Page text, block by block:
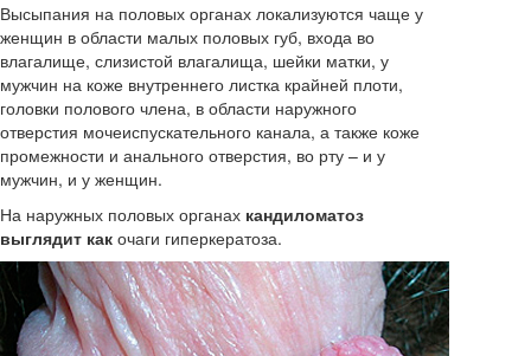
Высыпания на половых органах локализуются чаще у
женщин в области малых половых губ, входа во
влагалище, слизистой влагалища, шейки матки, у
мужчин на коже внутреннего листка крайней плоти,
головки полового члена, в области наружного
отверстия мочеиспускательного канала, а также коже
промежности и анального отверстия, во рту – и у
мужчин, и у женщин.
На наружных половых органах кандиломатоз
выглядит как очаги гиперкератоза.